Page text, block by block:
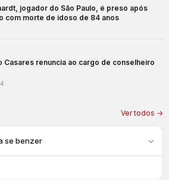
jogador do São Paulo, é preso após
com morte de idoso de 84 anos
Casares renuncia ao cargo de conselheiro
Ver todos →
se benzer